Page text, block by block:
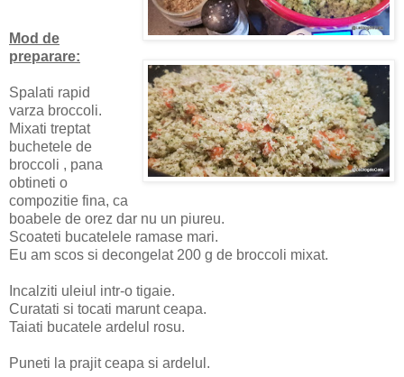
Mod de
preparare:
Spalati rapid
varza broccoli.
Mixati treptat
buchetele de
broccoli , pana
obtineti o
compozitie fina, ca
boabele de orez dar nu un piureu.
Scoateti bucatelele ramase mari.
Eu am scos si decongelat 200 g de broccoli mixat.
Incalziti uleiul intr-o tigaie.
Curatati si tocati marunt ceapa.
Taiati bucatele ardelul rosu.
Puneti la prajit ceapa si ardelul.